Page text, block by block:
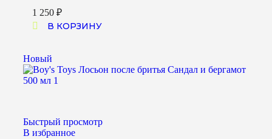
1 250 ₽
В КОРЗИНУ
Новый
Быстрый просмотр
В избранное